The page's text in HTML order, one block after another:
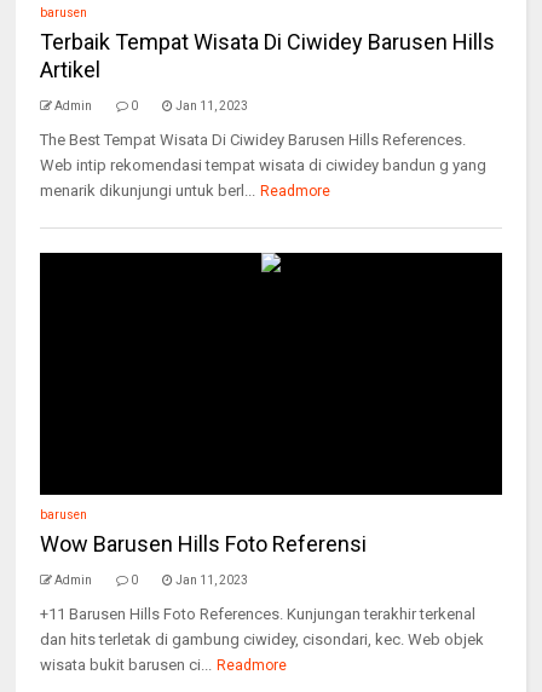
barusen
Terbaik Tempat Wisata Di Ciwidey Barusen Hills
Artikel
Admin 0 Jan 11, 2023
The Best Tempat Wisata Di Ciwidey Barusen Hills References.
Web intip rekomendasi tempat wisata di ciwidey bandun g yang
menarik dikunjungi untuk berl... Readmore
barusen
Wow Barusen Hills Foto Referensi
Admin 0 Jan 11, 2023
+11 Barusen Hills Foto References. Kunjungan terakhir terkenal
dan hits terletak di gambung ciwidey, cisondari, kec. Web objek
wisata bukit barusen ci... Readmore